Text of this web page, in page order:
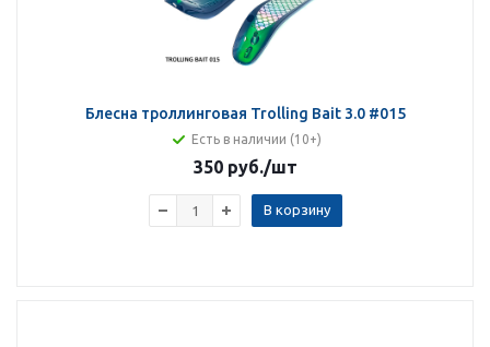
Блесна троллинговая Trolling Bait 3.0 #015
Есть в наличии (10+)
350 руб./шт
В корзину